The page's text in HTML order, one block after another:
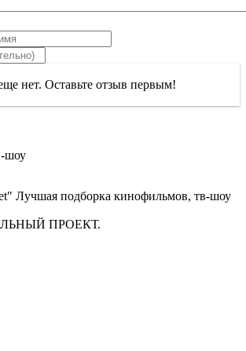
нет. Оставьте отзыв первым!
шоу
Лучшая подборка кинофильмов, тв-шоу
ПРОЕКТ.